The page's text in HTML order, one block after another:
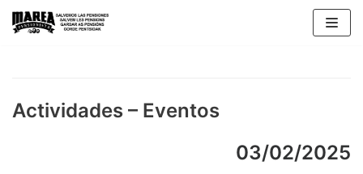
Saltar
Actividades – Eventos
03/02/2025